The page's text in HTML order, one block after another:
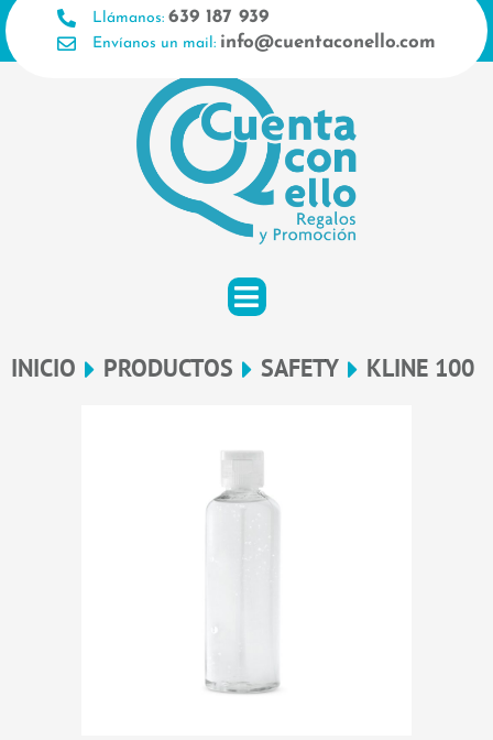
Ir
al
contenido
Llámanos: 639 187 939
Envíanos un mail: info@cuentaconello.com
INICIO PRODUCTOS SAFETY KLINE 100